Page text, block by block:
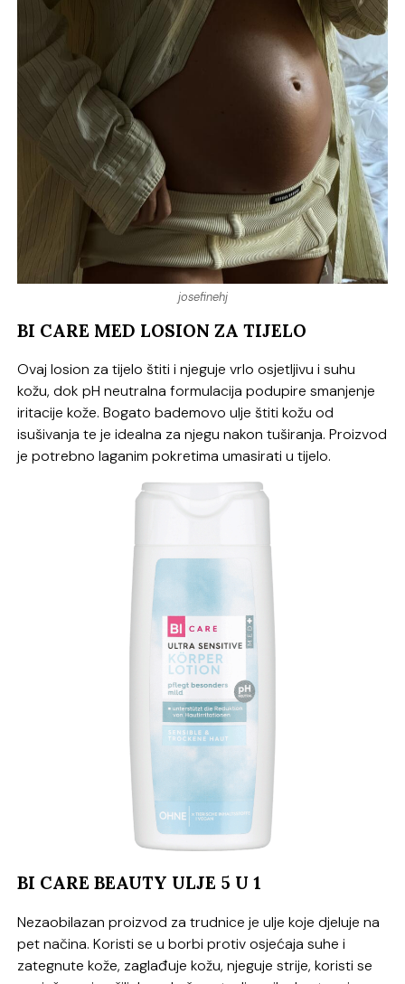
josefinehj
BI CARE MED LOSION ZA TIJELO
Ovaj losion za tijelo štiti i njeguje vrlo osjetljivu i suhu
kožu, dok pH neutralna formulacija podupire smanjenje
iritacije kože. Bogato bademovo ulje štiti kožu od
isušivanja te je idealna za njegu nakon tuširanja. Proizvod
je potrebno laganim pokretima umasirati u tijelo.
BI CARE BEAUTY ULJE 5 U 1
Nezaobilazan proizvod za trudnice je ulje koje djeluje na
pet načina. Koristi se u borbi protiv osjećaja suhe i
zategnute kože, zaglađuje kožu, njeguje strije, koristi se